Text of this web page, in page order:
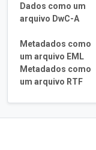
Dados como um
arquivo DwC-A
Metadados como
um arquivo EML
Metadados como
um arquivo RTF